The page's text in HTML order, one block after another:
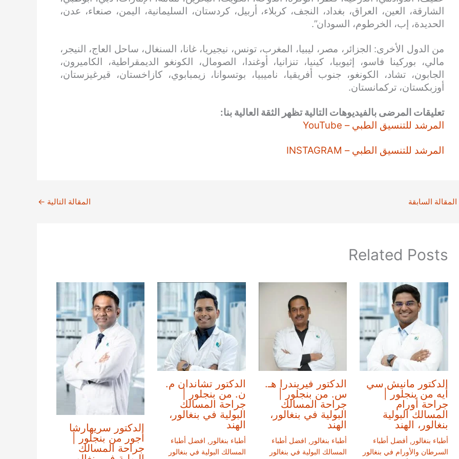
الشارقة، العين، العراق، بغداد، النجف، كربلاء، أربيل، كردستان، السليمانية، اليمن، صنعاء، عدن،
الحديدة، إب، الخرطوم، السودان”.
من الدول الأخرى: الجزائر، مصر، ليبيا، المغرب، تونس، نيجيريا، غانا، السنغال، ساحل العاج، النيجر،
مالي، بوركينا فاسو، إثيوبيا، كينيا، تنزانيا، أوغندا، الصومال، الكونغو الديمقراطية، الكاميرون،
الجابون، تشاد، الكونغو، جنوب أفريقيا، ناميبيا، بوتسوانا، زيمبابوي، كازاخستان، قيرغيزستان،
أوزبكستان، تركمانستان.
تعليقات المرضى بالفيديوهات التالية تظهر الثقة العالية بنا:
المرشد للتنسيق الطبي – YouTube
المرشد للتنسيق الطبي – INSTAGRAM
المقالة السابقة المقالة التالية ←
Related Posts
الدكتور مانيش سي
أيه من بنجلور |
جراحة أورام
المسالك البولية
بنغالور، الهند
أطباء بنغالور , أفضل أطباء
السرطان والأورام في بنغالور
الدكتور فيريندرا هـ.
س. من بنجلور |
جراحة المسالك
البولية في بنغالور،
الهند
أطباء بنغالور , افضل أطباء
المسالك البولية في بنغالور
الدكتور تشاندان م.
ن. من بنجلور |
جراحة المسالك
البولية في بنغالور،
الهند
أطباء بنغالور , افضل أطباء
المسالك البولية في بنغالور
الدكتور سريهارشا
أجور من بنجلور |
جراحة المسالك